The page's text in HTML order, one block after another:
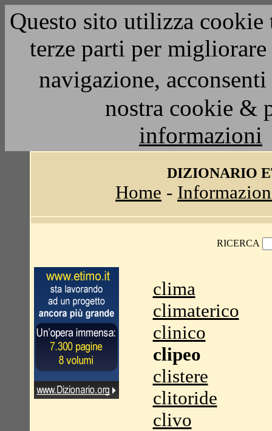
Questo sito utilizza
terze parti per
navigazione,
nostra cookie &
informazioni
DIZIONARIO
Home -
RICERCA
clima
climaterico
clinico
clipeo
clistere
clitoride
clivo